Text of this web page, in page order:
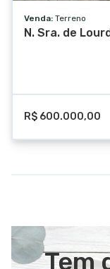
Venda: Terreno
N. Sra. de
R$ 600.000,00
Tem